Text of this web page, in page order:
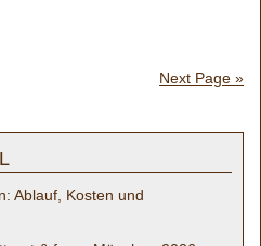
Next Page »
Ablauf, Kosten und